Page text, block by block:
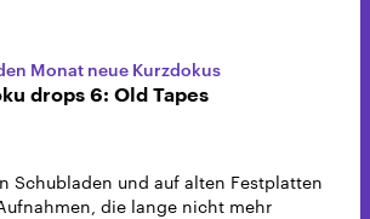
Monat neue Kurzdokus
drops 6: Old Tapes
Schubladen und auf alten Festplatten
die lange nicht mehr